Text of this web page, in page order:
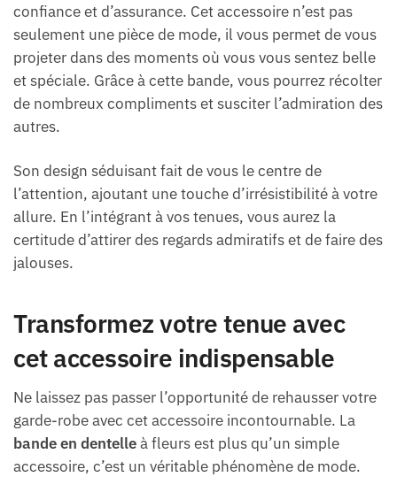
confiance et d’assurance. Cet accessoire n’est pas
seulement une pièce de mode, il vous permet de vous
projeter dans des moments où vous vous sentez belle
et spéciale. Grâce à cette bande, vous pourrez récolter
de nombreux compliments et susciter l’admiration des
autres.
Son design séduisant fait de vous le centre de
l’attention, ajoutant une touche d’irrésistibilité à votre
allure. En l’intégrant à vos tenues, vous aurez la
certitude d’attirer des regards admiratifs et de faire des
jalouses.
Transformez votre tenue avec
cet accessoire indispensable
Ne laissez pas passer l’opportunité de rehausser votre
garde-robe avec cet accessoire incontournable. La
bande en dentelleà fleurs est plus qu’un simple
accessoire, c’est un véritable phénomène de mode.